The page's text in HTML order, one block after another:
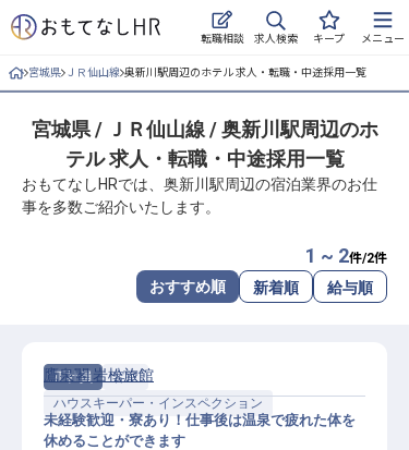
転職相談 求人検索 キープ メニュー
ログイン
求人・施設を探す
キープした求人
おもてなしHRについて
よくある質問
ホテル・宿泊業界情報コラム
宮城県 ＪＲ仙山線 奥新川駅周辺のホテル 求人・転職・中途採用一覧
宮城県 / ＪＲ仙山線 / 奥新川駅周辺のホ
テル 求人・転職・中途採用一覧
おもてなしHRでは、奥新川駅周辺の宿泊業界のお仕
事を多数ご紹介いたします。
1 ~ 2件/2件
おすすめ順 新着順 給与順
正社員
客室
ハウスキーパー・インスペクション
鷹泉閣 岩松旅館
未経験歓迎・寮あり！仕事後は温泉で疲れた体を
休めることができます